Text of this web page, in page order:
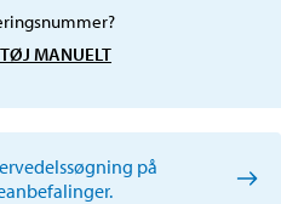
MANUELT
på